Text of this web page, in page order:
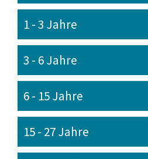
1 - 3 Jahre
3 - 6 Jahre
6 - 15 Jahre
15 - 27 Jahre